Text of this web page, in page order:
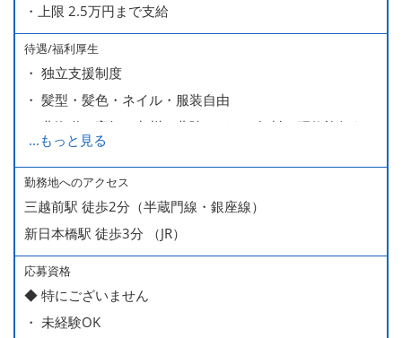
・上限 2.5万円まで支給
待遇/福利厚生
・ 独立支援制度
・ 髪型・髪色・ネイル・服装自由
・ 北海道や高知、九州、北陸などへの無料の研修旅行あり
ます
・ 無料の美味しい まかない食 あり
...もっと見る
勤務地へのアクセス
三越前駅 徒歩2分（半蔵門線・銀座線）
新日本橋駅 徒歩3分 （JR）
応募資格
◆ 特にございません
・ 未経験OK